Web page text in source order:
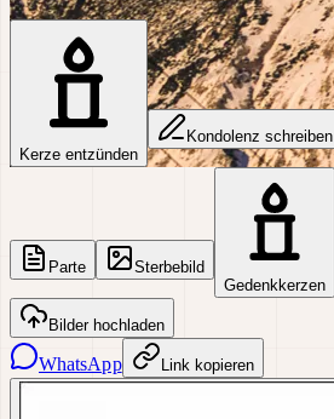
Kerze entzünden
Kondolenz schreiben
Parte
Sterbebild
Gedenkkerzen
Bilder hochladen
WhatsApp Link kopieren